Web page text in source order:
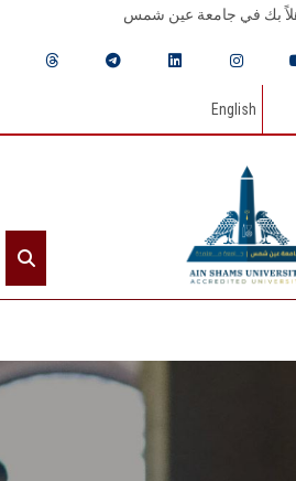
بك في جامعة عين شمس
English
الرئيسيـة